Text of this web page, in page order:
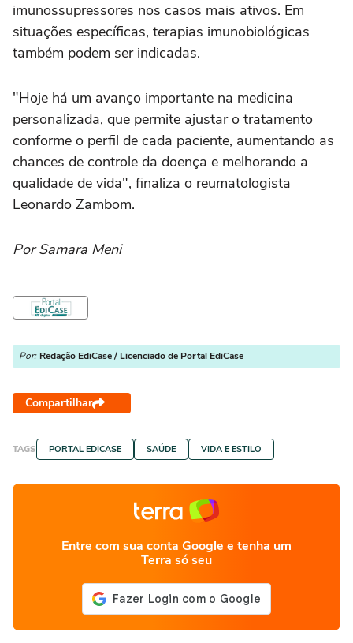
imunossupressores nos casos mais ativos. Em
situações específicas, terapias imunobiológicas
também podem ser indicadas.
"Hoje há um avanço importante na medicina
personalizada, que permite ajustar o tratamento
conforme o perfil de cada paciente, aumentando as
chances de controle da doença e melhorando a
qualidade de vida", finaliza o reumatologista
Leonardo Zambom.
Por Samara Meni
Por: Redação EdiCase / Licenciado de Portal EdiCase
Compartilhar
TAGS PORTAL EDICASE SAÚDE VIDA E ESTILO
Entre com sua conta Google e tenha um
Terra só seu